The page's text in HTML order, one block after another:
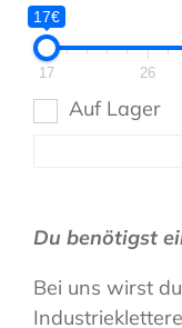
17€
17 26
Auf Lager
Du benötigst
Bei uns wirst